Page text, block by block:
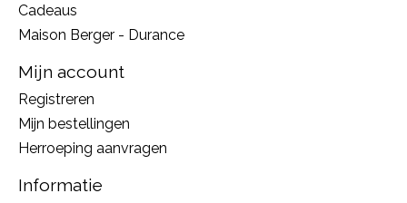
Cadeaus
Maison Berger - Durance
Mijn account
Registreren
Mijn bestellingen
Herroeping aanvragen
Informatie